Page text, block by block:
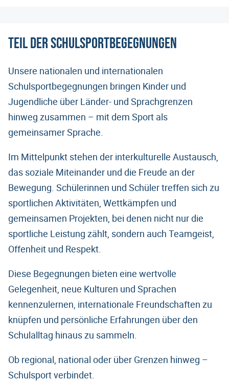
Teil der Schulsportbegegnungen
Unsere nationalen und internationalen
Schulsportbegegnungen bringen Kinder und
Jugendliche über Länder- und Sprachgrenzen
hinweg zusammen – mit dem Sport als
gemeinsamer Sprache.
Im Mittelpunkt stehen der interkulturelle Austausch,
das soziale Miteinander und die Freude an der
Bewegung. Schülerinnen und Schüler treffen sich zu
sportlichen Aktivitäten, Wettkämpfen und
gemeinsamen Projekten, bei denen nicht nur die
sportliche Leistung zählt, sondern auch Teamgeist,
Offenheit und Respekt.
Diese Begegnungen bieten eine wertvolle
Gelegenheit, neue Kulturen und Sprachen
kennenzulernen, internationale Freundschaften zu
knüpfen und persönliche Erfahrungen über den
Schulalltag hinaus zu sammeln.
Ob regional, national oder über Grenzen hinweg –
Schulsport verbindet.